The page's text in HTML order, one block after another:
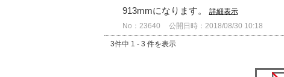
913mmになります。
詳細表示
No：23640
公開日時：2018/08/30 10:18
3件中 1 - 3 件を表示